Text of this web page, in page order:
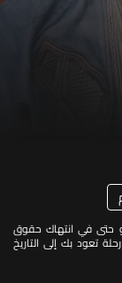
حتى في انتهاك حقوق
تعود بك إلى التاريخ